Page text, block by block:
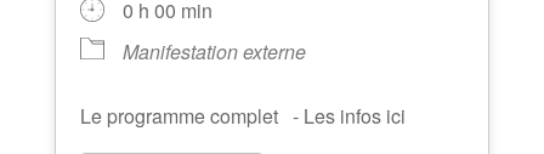
0 h 00 min
Manifestation externe
Le programme complet - Les infos ici